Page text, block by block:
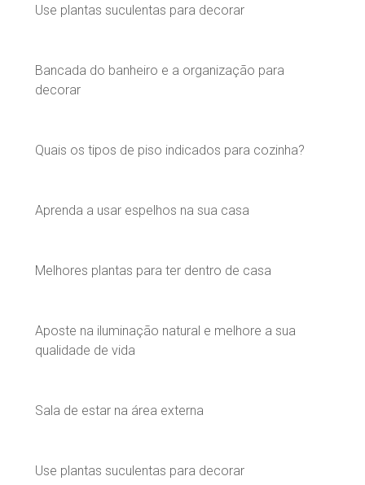
Use plantas suculentas para decorar
Bancada do banheiro e a organização para
decorar
Quais os tipos de piso indicados para cozinha?
Aprenda a usar espelhos na sua casa
Melhores plantas para ter dentro de casa
Aposte na iluminação natural e melhore a sua
qualidade de vida
Sala de estar na área externa
Use plantas suculentas para decorar